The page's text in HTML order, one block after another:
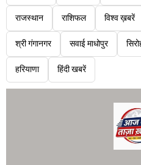
राजस्थान राशिफल विश्व ख़बरें
श्री गंगानगर सवाई माधोपुर
हरियाणा हिंदी खबरें